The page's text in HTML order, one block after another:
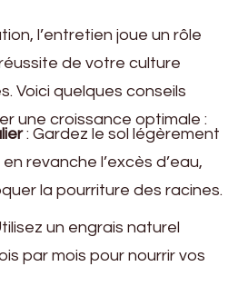
l’entretien joue un rôle
de votre culture
Voici quelques conseils
une croissance optimale :
: Gardez le sol légèrement
revanche l’excès d’eau,
la pourriture des racines.
un engrais naturel
par mois pour nourrir vos